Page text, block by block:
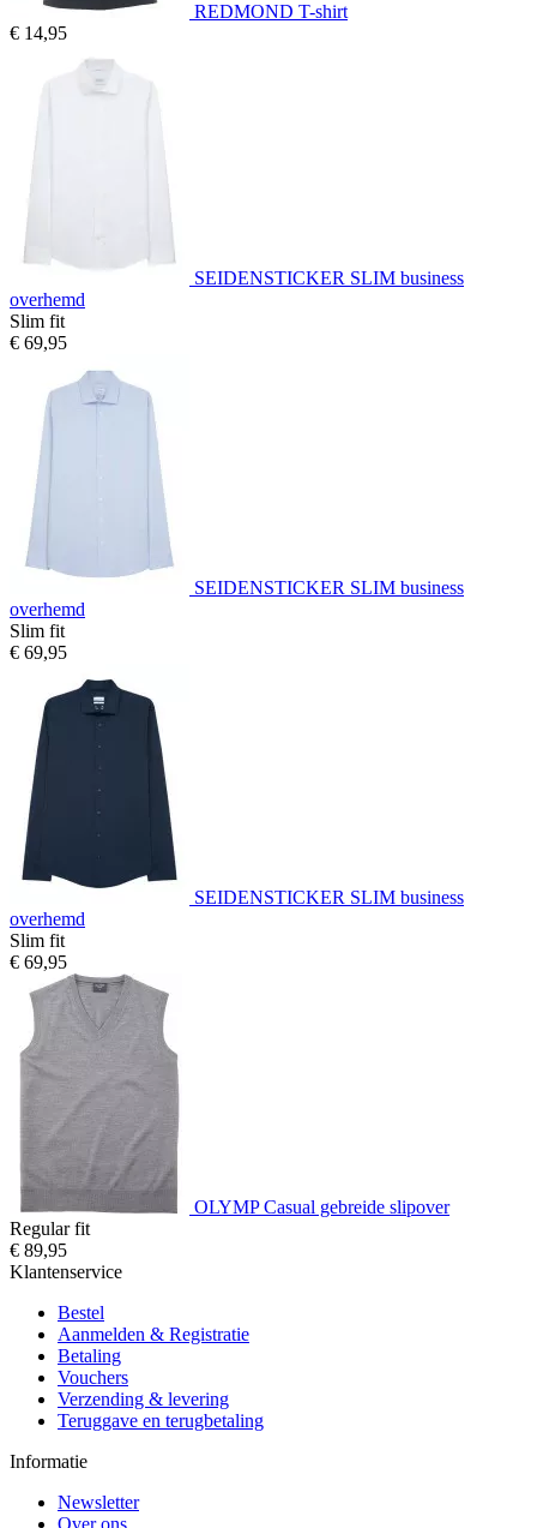
REDMOND T-shirt
€ 14,95
SEIDENSTICKER SLIM business
overhemd
Slim fit
€ 69,95
SEIDENSTICKER SLIM business
overhemd
Slim fit
€ 69,95
SEIDENSTICKER SLIM business
overhemd
Slim fit
€ 69,95
OLYMP Casual gebreide slipover
Regular fit
€ 89,95
Klantenservice
Bestel
Aanmelden & Registratie
Betaling
Vouchers
Verzending & levering
Teruggave en terugbetaling
Informatie
Newsletter